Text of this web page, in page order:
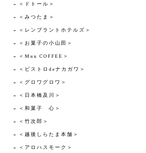
＜ドトール＞
＜みつたま＞
＜レンブラントホテルズ＞
＜お菓子の小山田＞
＜Muu COFFEE＞
＜ビストロdeナカガワ＞
＜グロワグロワ＞
＜日本橋及川＞
＜和菓子 心＞
＜竹次郎＞
＜越後しらたま本舗＞
＜アロハスモーク＞